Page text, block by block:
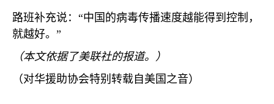
路班补充说：“中国的病毒传播速度越能得到控制，
就越好。”
（本文依据了美联社的报道。）
（对华援助协会特别转载自美国之音）